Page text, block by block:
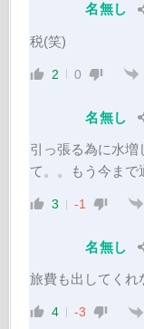
名無し
税(笑)
2 0
名無し
引っ張る為に水増
て。。もう今まで
3 -1
名無し
旅費も出してくれ
4 -3